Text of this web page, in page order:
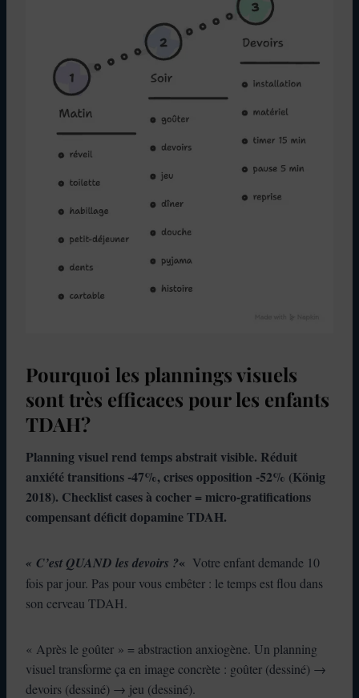
Pourquoi les plannings visuels
sont très efficaces pour les enfants
TDAH?
Planning visuel rend temps abstrait visible. Réduit
anxiété transitions -47%, crises opposition -52% (König
2018). Checklist cases à cocher = micro-gratifications
compensant déficit dopamine TDAH.
« C’est QUAND les devoirs ?« Votre enfant demande 10
fois par jour. Pas pour vous embêter : le temps est flou dans
son cerveau TDAH.
« Après le goûter » = abstraction anxiogène. Un planning
visuel transforme ça en image concrète : goûter (dessiné) →
devoirs (dessiné) → jeu (dessiné).